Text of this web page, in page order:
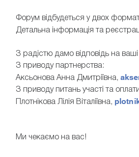
Форум відбудеться у двох
Детальна інформація та
З радістю дамо відповідь на
З приводу партнерства:
Аксьонова Анна Дмитріївна,
З приводу питань участі та
Плотнікова Лілія Віталіївна,
Ми чекаємо на вас!